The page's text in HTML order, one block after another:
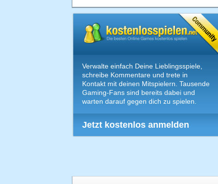
Verwalte einfach Deine Lieblingsspiele,
schreibe Kommentare und trete in
Kontakt mit deinen Mitspielern. Tausende
Gaming-Fans sind bereits dabei und
warten darauf gegen dich zu spielen.
Jetzt kostenlos anmelden